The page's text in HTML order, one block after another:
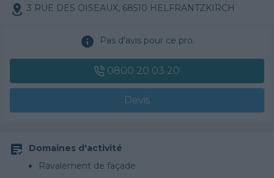
3 RUE DES OISEAUX, 68510 HELFRANTZKIRCH
Pas d'avis pour ce pro.
0800 20 03 20
Devis
Domaines d'activité
Ravalement de façade